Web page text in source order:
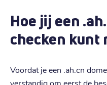
Hoe jij een
checken kunt
Voordat je een .ah.cn
verstandig om eerst de